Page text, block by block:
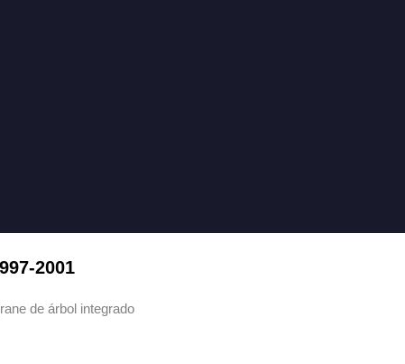
2001
de árbol integrado